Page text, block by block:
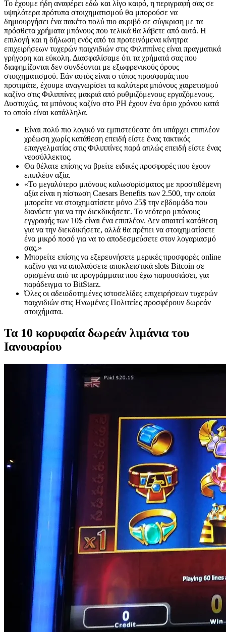
Το έχουμε ήδη αναφέρει εδώ και λίγο καιρό, η περιγραφή σας σε
υψηλότερα πρότυπα στοιχηματισμού θα μπορούσε να
δημιουργήσει ένα πακέτο πολύ πιο ακριβό σε σύγκριση με τα
πρόσθετα χρήματα μπόνους που τελικά θα λάβετε από αυτά. Η
επιλογή και η δήλωση ενός από τα προτεινόμενα κίνητρα
επιχειρήσεων τυχερών παιχνιδιών στις Φιλιππίνες είναι πραγματικά
γρήγορη και εύκολη. Διασφαλίσαμε ότι τα χρήματά σας που
διαφημίζονται δεν συνδέονται με εξωφρενικούς όρους
στοιχηματισμού. Εάν αυτός είναι ο τύπος προσφοράς που
προτιμάτε, έχουμε αναγνωρίσει τα καλύτερα μπόνους χαιρετισμού
καζίνο στις Φιλιππίνες μακριά από ρυθμιζόμενους εργαζόμενους.
Δυστυχώς, τα μπόνους καζίνο στο PH έχουν ένα όριο χρόνου κατά
το οποίο είναι κατάλληλα.
Είναι πολύ πιο λογικό να εμπιστεύεστε ότι υπάρχει επιπλέον
χρέωση χωρίς κατάθεση επειδή είστε ένας τακτικός
επαγγελματίας στις Φιλιππίνες παρά απλώς επειδή είστε ένας
νεοσύλλεκτος.
Θα θέλατε επίσης να βρείτε ειδικές προσφορές που έχουν
επιπλέον αξία.
«Το μεγαλύτερο μπόνους καλωσορίσματος με προστιθέμενη
αξία είναι η πίστωση Caesars Benefits των 2.500, την οποία
μπορείτε να στοιχηματίσετε μόνο 25$ την εβδομάδα που
διανύετε για να την διεκδικήσετε. Το νεότερο μπόνους
εγγραφής των 10$ είναι ένα επιπλέον. Δεν απαιτεί κατάθεση
για να την διεκδικήσετε, αλλά θα πρέπει να στοιχηματίσετε
ένα μικρό ποσό για να το αποδεσμεύσετε στον λογαριασμό
σας.»
Μπορείτε επίσης να εξερευνήσετε μερικές προσφορές online
καζίνο για να απολαύσετε αποκλειστικά slots Bitcoin σε
ορισμένα από τα προγράμματα που έχω παρουσιάσει, για
παράδειγμα το BitStarz.
Όλες οι αδειοδοτημένες ιστοσελίδες επιχειρήσεων τυχερών
παιχνιδιών στις Ηνωμένες Πολιτείες προσφέρουν δωρεάν
στοιχήματα.
Τα 10 κορυφαία δωρεάν λιμάνια του
Ιανουαρίου